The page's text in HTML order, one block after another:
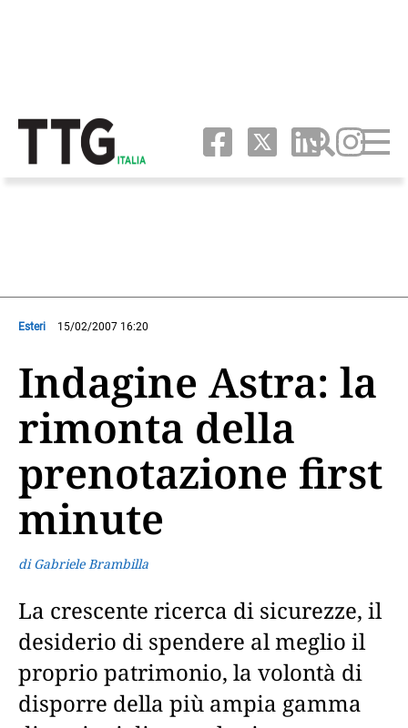
Esteri 15/02/2007 16:20
Indagine Astra: la
rimonta della
prenotazione first
minute
di Gabriele Brambilla
La crescente ricerca di sicurezze, il
desiderio di spendere al meglio il
proprio patrimonio, la volontà di
disporre della più ampia gamma